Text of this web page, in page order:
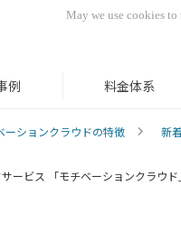
例 料金体系
ーションクラウドの特徴 新
ービス 「モチベーションクラウ
May we use cookies